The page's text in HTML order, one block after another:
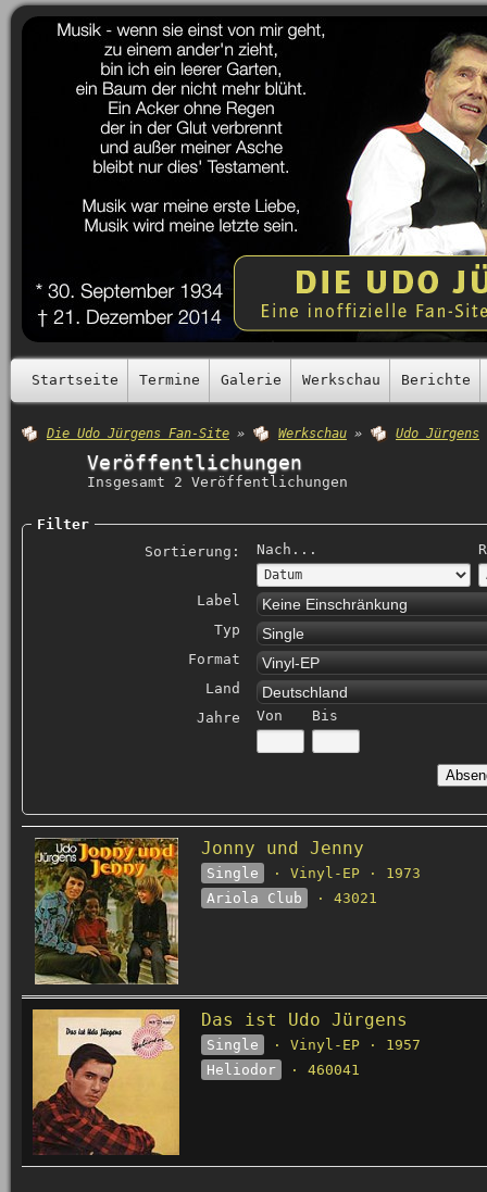
Startseite Termine Galerie Werkschau Berichte
Die Udo Jürgens Fan-Site » Werkschau » Udo Jürgens
Veröffentlichungen
Insgesamt 2 Veröffentlichungen
Filter
Sortierung:
Nach...
Label Keine Einschränkung
Typ Single
Format Vinyl-EP
Land Deutschland
Jahre Von Bis
Jonny und Jenny
Single
· Vinyl-EP · 1973
Ariola Club
· 43021
Das ist Udo Jürgens
Single
· Vinyl-EP · 1957
Heliodor
· 460041